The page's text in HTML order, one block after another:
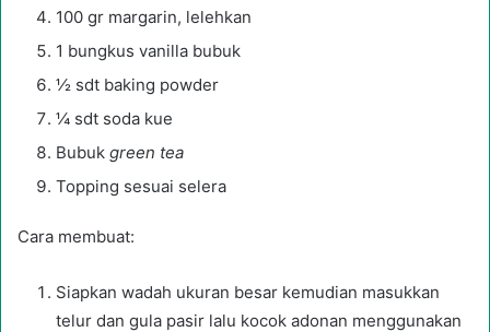
100 gr margarin, lelehkan
1 bungkus vanilla bubuk
½ sdt baking powder
¼ sdt soda kue
Bubuk green tea
Topping sesuai selera
Cara membuat:
Siapkan wadah ukuran besar kemudian masukkan
telur dan gula pasir lalu kocok adonan menggunakan